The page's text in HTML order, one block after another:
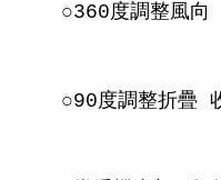
○360度調整風向
○90度調整折疊